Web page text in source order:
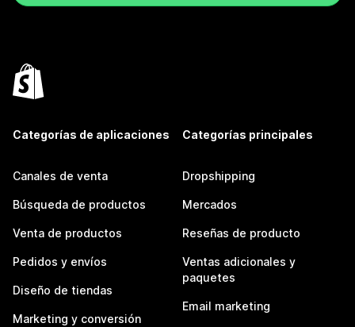
Categorías de aplicaciones
Canales de venta
Búsqueda de productos
Venta de productos
Pedidos y envíos
Diseño de tiendas
Marketing y conversión
Categorías principales
Dropshipping
Mercados
Reseñas de producto
Ventas adicionales y
paquetes
Email marketing